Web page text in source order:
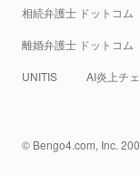
相続弁護士 ドットコム
離婚弁護士 ドットコム
UNITIS AI炎上チ
© Bengo4.com, Inc.